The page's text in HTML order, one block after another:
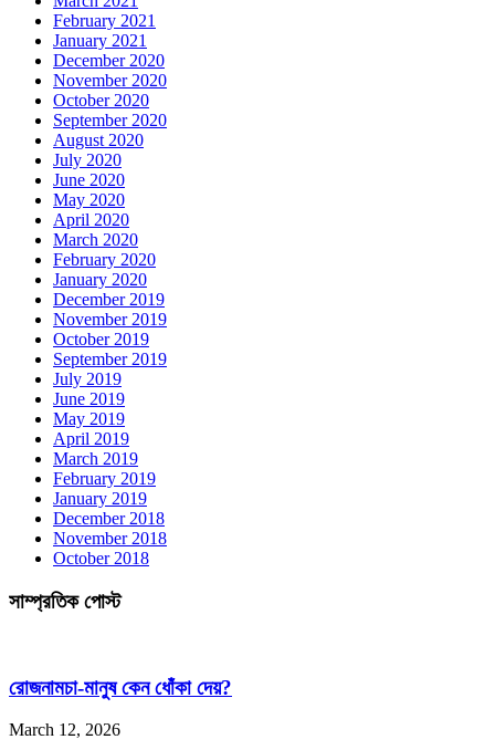
February 2021
January 2021
December 2020
November 2020
October 2020
September 2020
August 2020
July 2020
June 2020
May 2020
April 2020
March 2020
February 2020
January 2020
December 2019
November 2019
October 2019
September 2019
July 2019
June 2019
May 2019
April 2019
March 2019
February 2019
January 2019
December 2018
November 2018
October 2018
সাম্প্রতিক পোস্ট
রোজনামচা-মানুষ কেন ধোঁকা দেয়?
March 12, 2026